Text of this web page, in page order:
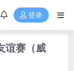
登录
谊赛（威